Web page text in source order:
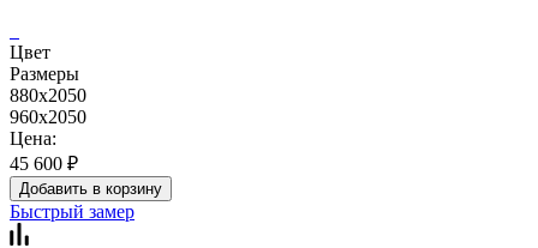
Цвет
Размеры
880x2050
960x2050
Цена:
45 600 ₽
Добавить в корзину
Быстрый замер